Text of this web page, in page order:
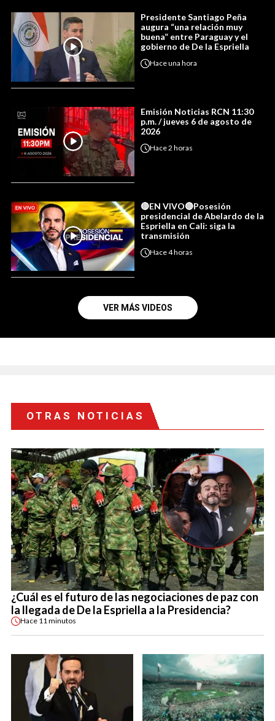
Presidente Santiago Peña
augura “una relación muy
buena” entre Paraguay y el
gobierno de De la Espriella
Haceuna hora
Emisión Noticias RCN 11:30
p.m. / jueves 6 de agosto de
2026
Hace2 horas
🔴EN VIVO🔴Posesión
presidencial de Abelardo de la
Espriella en Cali: siga la
transmisión
Hace4 horas
VER MÁS VIDEOS
OTRAS NOTICIAS
¿Cuál es el futuro de las negociaciones de paz con
la llegada de De la Espriella a la Presidencia?
Hace 11 minutos